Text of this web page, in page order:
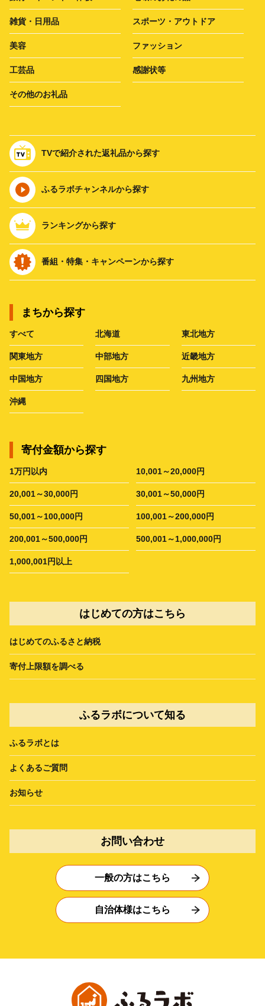
雑貨・日用品 スポーツ・アウトドア
美容 ファッション
工芸品 感謝状等
その他のお礼品
TVで紹介された返礼品から探す
ふるラボチャンネルから探す
ランキングから探す
番組・特集・キャンペーンから探す
まちから探す
すべて 北海道 東北地方
関東地方 中部地方 近畿地方
中国地方 四国地方 九州地方
沖縄
寄付金額から探す
1万円以内 10,001～20,000円
20,001～30,000円 30,001～50,000円
50,001～100,000円 100,001～200,000円
200,001～500,000円 500,001～1,000,000円
1,000,001円以上
はじめての方はこちら
はじめてのふるさと納税
寄付上限額を調べる
ふるラボについて知る
ふるラボとは
よくあるご質問
お知らせ
お問い合わせ
一般の方はこちら
自治体様はこちら